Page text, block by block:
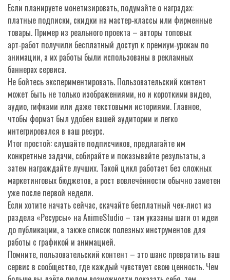
Если планируете монетизировать, подумайте о наградах:
платные подписки, скидки на мастер‑классы или фирменные
товары. Пример из реального проекта – авторы топовых
арт‑работ получили бесплатный доступ к премиум‑урокам по
анимации, а их работы были использованы в рекламных
баннерах сервиса.
Не бойтесь экспериментировать. Пользовательский контент
может быть не только изображениями, но и короткими видео,
аудио, гифками или даже текстовыми историями. Главное,
чтобы формат был удобен вашей аудитории и легко
интегрировался в ваш ресурс.
Итог простой: слушайте подписчиков, предлагайте им
конкретные задачи, собирайте и показывайте результаты, а
затем награждайте лучших. Такой цикл работает без сложных
маркетинговых бюджетов, а рост вовлечённости обычно заметен
уже после первой недели.
Если хотите начать сейчас, скачайте бесплатный чек‑лист из
раздела «Ресурсы» на AnimeStudio – там указаны шаги от идеи
до публикации, а также список полезных инструментов для
работы с графикой и анимацией.
Помните, пользовательский контент – это шанс превратить ваш
сервис в сообщество, где каждый чувствует свою ценность. Чем